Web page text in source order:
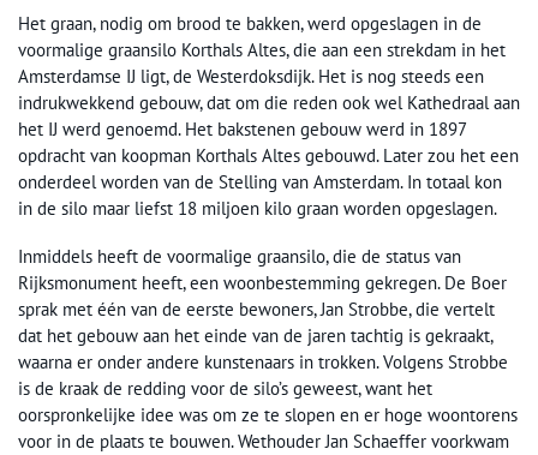
Het graan, nodig om brood te bakken, werd opgeslagen in de
voormalige graansilo Korthals Altes, die aan een strekdam in het
Amsterdamse IJ ligt, de Westerdoksdijk. Het is nog steeds een
indrukwekkend gebouw, dat om die reden ook wel Kathedraal aan
het IJ werd genoemd. Het bakstenen gebouw werd in 1897
opdracht van koopman Korthals Altes gebouwd. Later zou het een
onderdeel worden van de Stelling van Amsterdam. In totaal kon
in de silo maar liefst 18 miljoen kilo graan worden opgeslagen.
Inmiddels heeft de voormalige graansilo, die de status van
Rijksmonument heeft, een woonbestemming gekregen. De Boer
sprak met één van de eerste bewoners, Jan Strobbe, die vertelt
dat het gebouw aan het einde van de jaren tachtig is gekraakt,
waarna er onder andere kunstenaars in trokken. Volgens Strobbe
is de kraak de redding voor de silo’s geweest, want het
oorspronkelijke idee was om ze te slopen en er hoge woontorens
voor in de plaats te bouwen. Wethouder Jan Schaeffer voorkwam